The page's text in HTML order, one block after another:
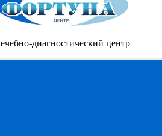
диагностический центр